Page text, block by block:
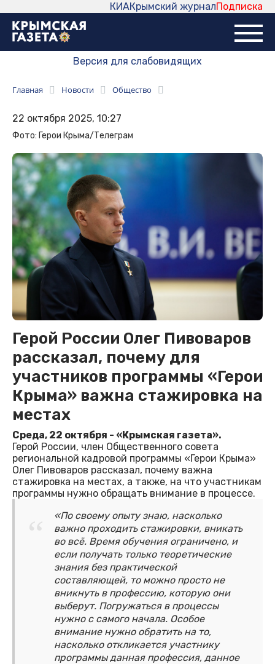
Подписка
Крымский журнал
КИА
Версия для слабовидящих
Главная Новости Общество
22 октября 2025, 10:27
Фото: Герои Крыма/Телеграм
Герой России Олег Пивоваров
рассказал, почему для
участников программы «Герои
Крыма» важна стажировка на
местах
Среда, 22 октября - «Крымская газета».
Герой России, член Общественного совета
региональной кадровой программы «Герои Крыма»
Олег Пивоваров рассказал, почему важна
стажировка на местах, а также, на что участникам
программы нужно обращать внимание в процессе.
«По своему опыту знаю, насколько
важно проходить стажировки, вникать
во всё. Время обучения ограничено, и
если получать только теоретические
знания без практической
составляющей, то можно просто не
вникнуть в профессию, которую они
выберут. Погружаться в процессы
нужно с самого начала. Особое
внимание нужно обратить на то,
насколько откликается участнику
программы данная профессия, данное